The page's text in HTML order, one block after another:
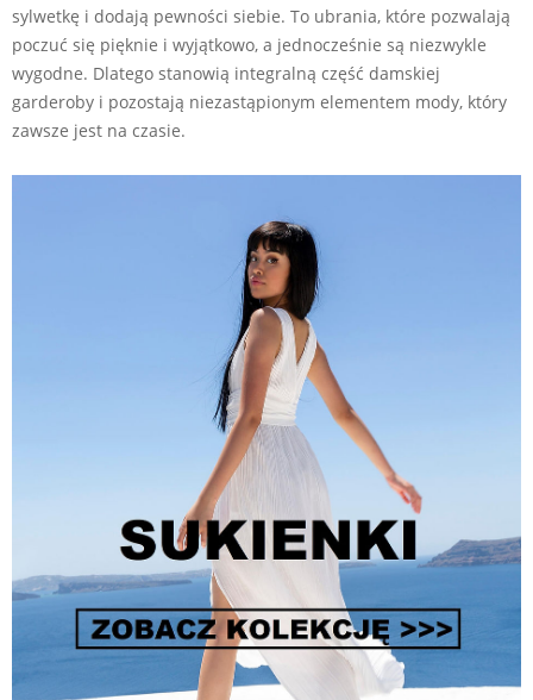
sylwetkę i dodają pewności siebie. To ubrania, które pozwalają
poczuć się pięknie i wyjątkowo, a jednocześnie są niezwykle
wygodne. Dlatego stanowią integralną część damskiej
garderoby i pozostają niezastąpionym elementem mody, który
zawsze jest na czasie.